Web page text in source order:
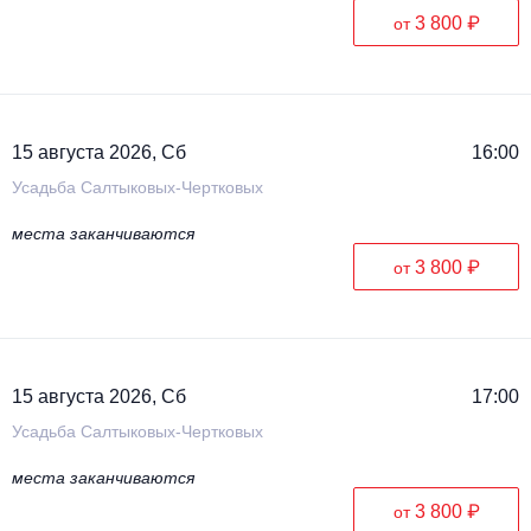
от3 800 ₽
15 августа 2026, Сб 16:00
Усадьба Салтыковых-Чертковых
места заканчиваются
от3 800 ₽
15 августа 2026, Сб 17:00
Усадьба Салтыковых-Чертковых
места заканчиваются
от3 800 ₽